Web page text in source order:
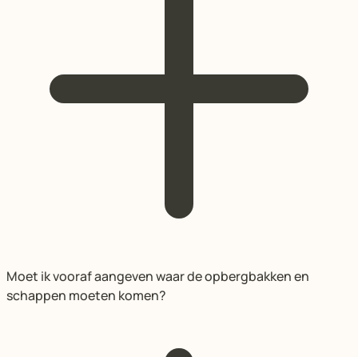
Moet ik vooraf aangeven waar de opbergbakken en
schappen moeten komen?